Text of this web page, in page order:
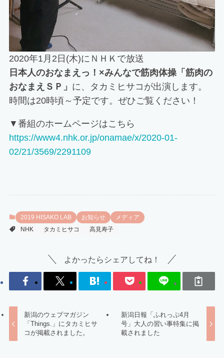
2020年1月2日(木)にＮＨＫで放送
日本人のおなまえっ！×みんなで筋肉体操「筋肉の
おなまえＳＰ」 に、タカミヒサコが出演します。
時間は20時頃～予定です。ぜひご覧ください！
▼番組のホームページはこちら
https://www4.nhk.or.jp/onamae/x/2020-01-
02/21/3569/2291109
2019 HISAKO LAB お知らせ
メディア
NHK
タカミヒサコ 高見寿子
よかったらシェアしてね！
新潟のウェブマガジン
「Things.」にタカミヒサ
コが掲載されました。
新潟日報「ふれっぷ4月
号」大人の習い事特集に掲
載されました